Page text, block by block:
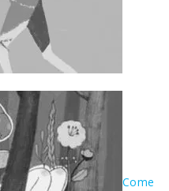
Come